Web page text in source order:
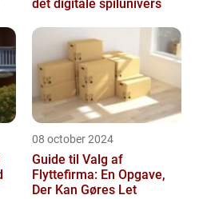
det digitale spilunivers
08 october 2024
Guide til Valg af
Flyttefirma: En Opgave,
Der Kan Gøres Let